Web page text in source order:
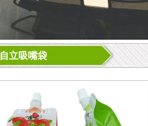
自立吸嘴袋